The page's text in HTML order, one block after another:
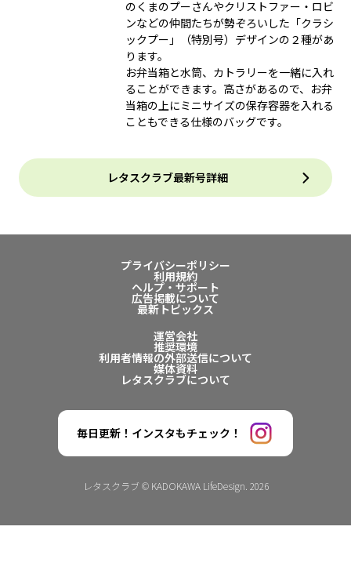
のくまのプーさんやクリストファー・ロビ
ンなどの仲間たちが勢ぞろいした「クラシ
ックプー」（特別号）デザインの２種があ
ります。
お弁当箱と水筒、カトラリーを一緒に入れ
ることができます。高さがあるので、お弁
当箱の上にミニサイズの保存容器を入れる
こともできる仕様のバッグです。
レタスクラブ最新号詳細
プライバシーポリシー
利用規約
ヘルプ・サポート
広告掲載について
最新トピックス
運営会社
推奨環境
利用者情報の外部送信について
媒体資料
レタスクラブについて
毎日更新！インスタもチェック！
レタスクラブ © KADOKAWA LifeDesign. 2026